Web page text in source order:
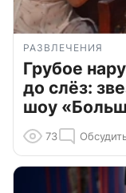
РАЗВЛЕЧЕНИЯ
Грубое
до слёз:
шоу
73